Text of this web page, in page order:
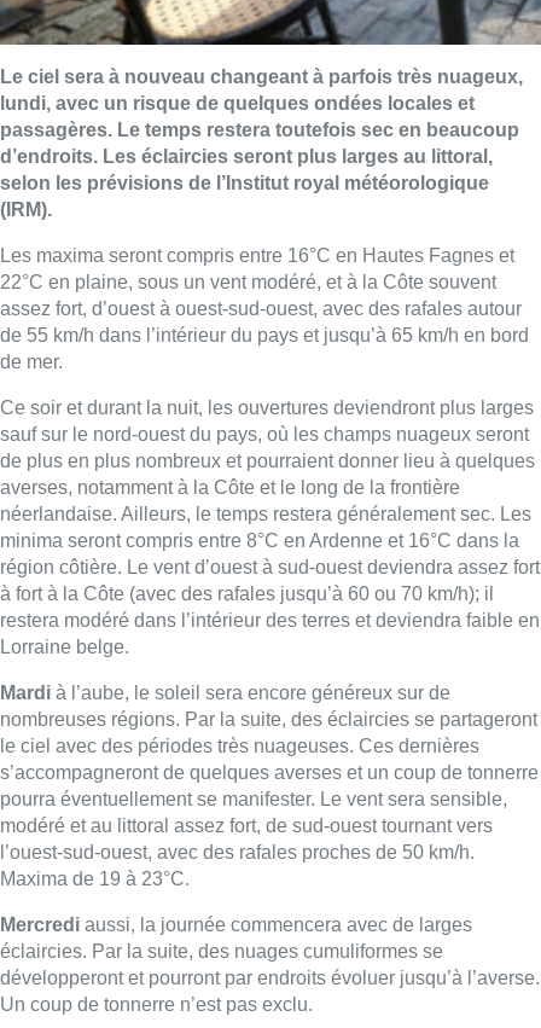
Le ciel sera à nouveau changeant à parfois très nuageux,
lundi, avec un risque de quelques ondées locales et
passagères. Le temps restera toutefois sec en beaucoup
d’endroits. Les éclaircies seront plus larges au littoral,
selon les prévisions de l’Institut royal météorologique
(IRM).
Les maxima seront compris entre 16°C en Hautes­ Fagnes et
22°C en plaine, sous un vent modéré, et à la Côte souvent
assez fort, d’ouest à ouest­-sud­-ouest, avec des rafales autour
de 55 km/h dans l’intérieur du pays et jusqu’à 65 km/h en bord
de mer.
Ce soir et durant la nuit, les ouvertures deviendront plus larges
sauf sur le nord­-ouest du pays, où les champs nuageux seront
de plus en plus nombreux et pourraient donner lieu à quelques
averses, notamment à la Côte et le long de la frontière
néerlandaise. Ailleurs, le temps restera généralement sec. Les
minima seront compris entre 8°C en Ardenne et 16°C dans la
région côtière. Le vent d’ouest à sud­-ouest deviendra assez fort
à fort à la Côte (avec des rafales jusqu’à 60 ou 70 km/h); il
restera modéré dans l’intérieur des terres et deviendra faible en
Lorraine belge.
Mardi à l’aube, le soleil sera encore généreux sur de
nombreuses régions. Par la suite, des éclaircies se partageront
le ciel avec des périodes très nuageuses. Ces dernières
s’accompagneront de quelques averses et un coup de tonnerre
pourra éventuellement se manifester. Le vent sera sensible,
modéré et au littoral assez fort, de sud­-ouest tournant vers
l’ouest­-sud­-ouest, avec des rafales proches de 50 km/h.
Maxima de 19 à 23°C.
Mercredi aussi, la journée commencera avec de larges
éclaircies. Par la suite, des nuages cumuliformes se
développeront et pourront par endroits évoluer jusqu’à l’averse.
Un coup de tonnerre n’est pas exclu.